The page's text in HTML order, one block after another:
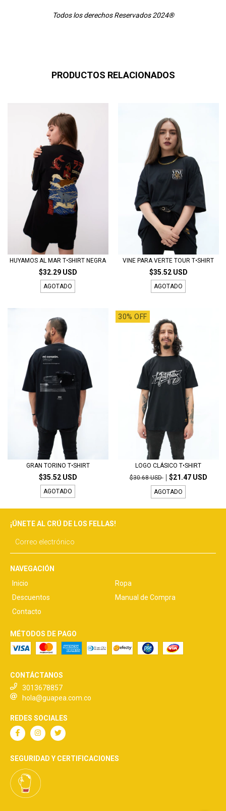
Todos los derechos Reservados 2024®
PRODUCTOS RELACIONADOS
HUYAMOS AL MAR T•SHIRT NEGRA
$32.29 USD
AGOTADO
VINE PARA VERTE TOUR T•SHIRT
$35.52 USD
AGOTADO
GRAN TORINO T•SHIRT
$35.52 USD
AGOTADO
30% OFF
LOGO CLÁSICO T•SHIRT
$30.68 USD
$21.47 USD
AGOTADO
¡ÚNETE AL CRÚ DE LOS FELLAS!
NAVEGACIÓN
Inicio
Ropa
Descuentos
Manual de Compra
Contacto
MÉTODOS DE PAGO
CONTÁCTANOS
3013678857
hola@guapea.com.co
REDES SOCIALES
SEGURIDAD Y CERTIFICACIONES